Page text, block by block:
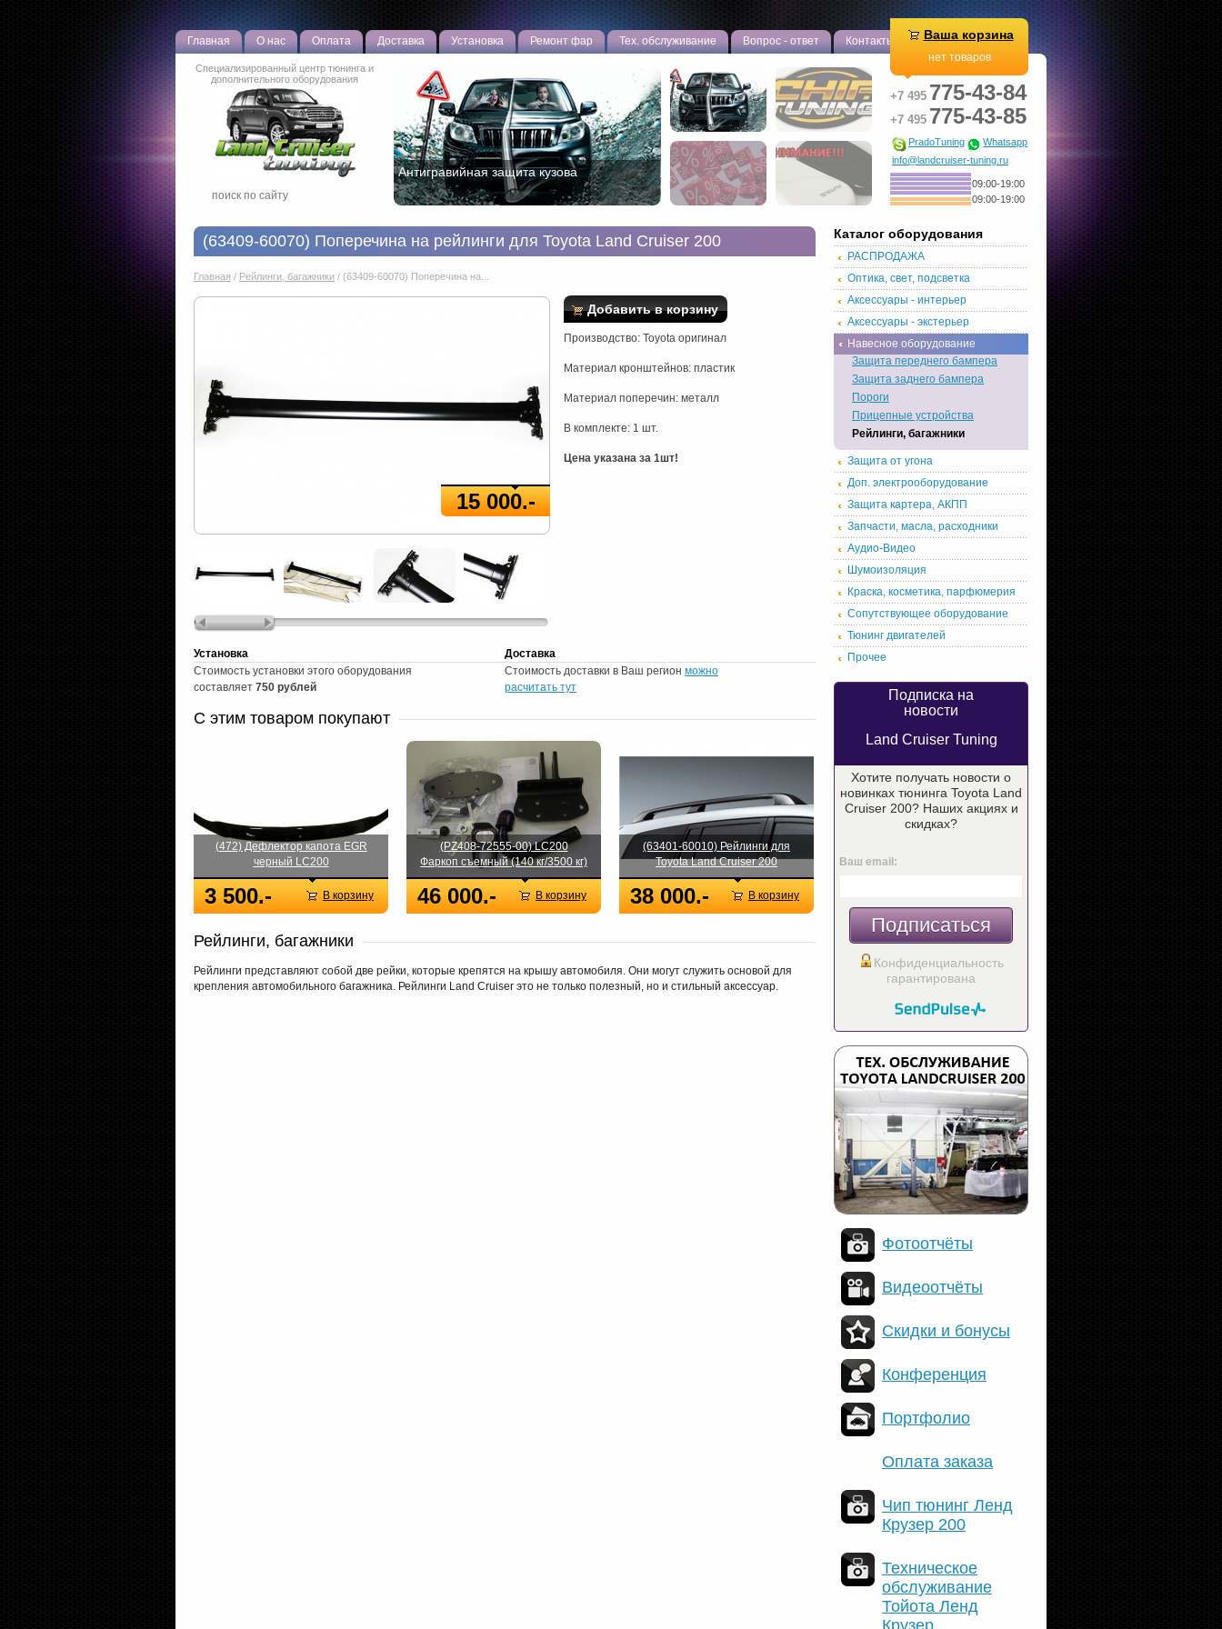
Главная О нас Оплата Доставка Установка Ремонт фар Тех. обслуживание Вопрос - ответ Контакты
Специализированный центр тюнинга и
дополнительного оборудования
Чип тюнинг двигателя TOYOTA и LEXUS
Ваша корзина
нет товаров
+7 495 775-43-84
+7 495 775-43-85
PradoTuning
Whatsapp
info@landcruiser-tuning.ru
09:00-19:00
09:00-19:00
(63409-60070) Поперечина на рейлинги для Toyota Land Cruiser 200
Главная / Рейлинги, багажники / (63409-60070) Поперечина на...
15 000.-
Добавить в корзину
Производство: Toyota оригинал
Материал кронштейнов: пластик
Материал поперечин: металл
В комплекте: 1 шт.
Цена указана за 1шт!
Установка
Доставка
Стоимость установки этого оборудования
составляет 750 рублей
Стоимость доставки в Ваш регион можно
расчитать тут
С этим товаром покупают
(472) Дефлектор капота EGR
черный LC200
3 500.- В корзину
(PZ408-72555-00) LC200
Фаркоп съемный (140 кг/3500 кг)
46 000.- В корзину
(63401-60010) Рейлинги для
Toyota Land Cruiser 200
38 000.- В корзину
Рейлинги, багажники
Рейлинги представляют собой две рейки, которые крепятся на крышу автомобиля. Они могут служить основой для
крепления автомобильного багажника. Рейлинги Land Cruiser это не только полезный, но и стильный аксессуар.
Каталог оборудования
РАСПРОДАЖА
Оптика, свет, подсветка
Аксессуары - интерьер
Аксессуары - экстерьер
Навесное оборудование
Защита переднего бампера
Защита заднего бампера
Пороги
Прицепные устройства
Рейлинги, багажники
Защита от угона
Доп. электрооборудование
Защита картера, АКПП
Запчасти, масла, расходники
Аудио-Видео
Шумоизоляция
Краска, косметика, парфюмерия
Сопутствующее оборудование
Тюнинг двигателей
Прочее
Подписка на
новости
Land Cruiser Tuning
Хотите получать новости о
новинках тюнинга Toyota Land
Cruiser 200? Наших акциях и
скидках?
Ваш email:
Подписаться
Конфиденциальность
гарантирована
Фотоотчёты
Видеоотчёты
Скидки и бонусы
Конференция
Портфолио
Оплата заказа
Чип тюнинг Ленд
Крузер 200
Техническое
обслуживание
Тойота Ленд
Крузер